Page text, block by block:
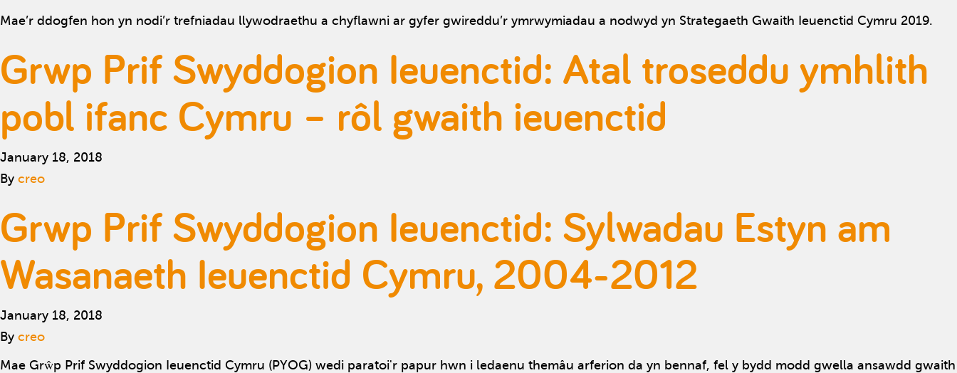
Mae’r ddogfen hon yn nodi’r trefniadau llywodraethu a chyflawni ar gyfer gwireddu’r ymrwymiadau a nodwyd yn Strategaeth Gwaith Ieuenctid Cymru 2019.
Grwp Prif Swyddogion Ieuenctid: Atal troseddu ymhlith
pobl ifanc Cymru – rôl gwaith ieuenctid
January 18, 2018
By creo
Grwp Prif Swyddogion Ieuenctid: Sylwadau Estyn am
Wasanaeth Ieuenctid Cymru, 2004-2012
January 18, 2018
By creo
Mae Grŵp Prif Swyddogion Ieuenctid Cymru (PYOG) wedi paratoi'r papur hwn i ledaenu themâu arferion da yn bennaf, fel y bydd modd gwella ansawdd gwaith